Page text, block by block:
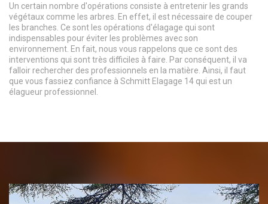
Un certain nombre d'opérations consiste à entretenir les grands
végétaux comme les arbres. En effet, il est nécessaire de couper
les branches. Ce sont les opérations d'élagage qui sont
indispensables pour éviter les problèmes avec son
environnement. En fait, nous vous rappelons que ce sont des
interventions qui sont très difficiles à faire. Par conséquent, il va
falloir rechercher des professionnels en la matière. Ainsi, il faut
que vous fassiez confiance à Schmitt Elagage 14 qui est un
élagueur professionnel.